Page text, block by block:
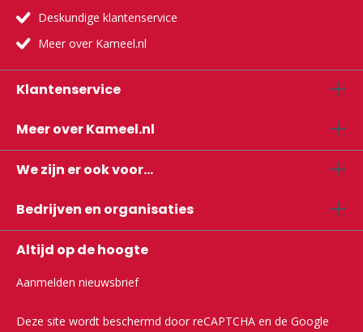
Deskundige klantenservice
Meer over Kameel.nl
Klantenservice
Meer over Kameel.nl
We zijn er ook voor...
Bedrijven en organisaties
Altijd op de hoogte
Aanmelden nieuwsbrief
Deze site wordt beschermd door reCAPTCHA en de Google